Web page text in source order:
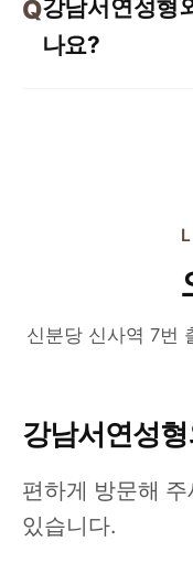
강남서연성형
나요?
신분당 신사역 7번
강남서연성
편하게 방문해
있습니다.